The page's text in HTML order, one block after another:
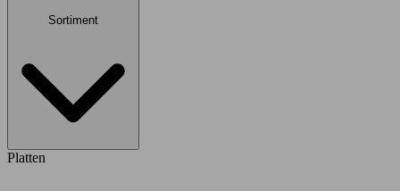
Sortiment
Platten